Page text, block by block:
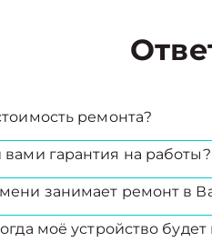
ремонта?
вами гарантия на работы?
занимает ремонт в
моё устройство будет